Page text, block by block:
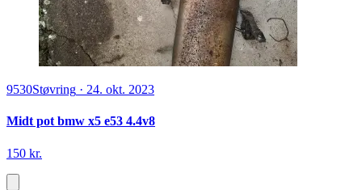
9530Støvring · 24. okt. 2023
Midt pot bmw x5 e53 4.4v8
150 kr.